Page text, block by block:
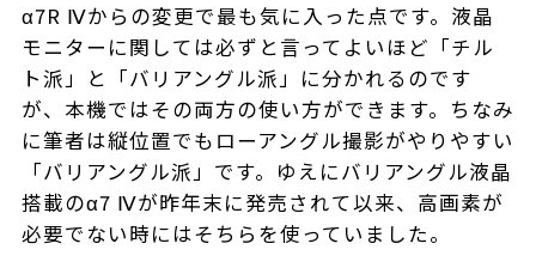
α7R Ⅳからの変更で最も気に入った点です。液晶
モニターに関しては必ずと言ってよいほど「チル
ト派」と「バリアングル派」に分かれるのです
が、本機ではその両方の使い方ができます。ちなみ
に筆者は縦位置でもローアングル撮影がやりやすい
「バリアングル派」です。ゆえにバリアングル液晶
搭載のα7 Ⅳが昨年末に発売されて以来、高画素が
必要でない時にはそちらを使っていました。